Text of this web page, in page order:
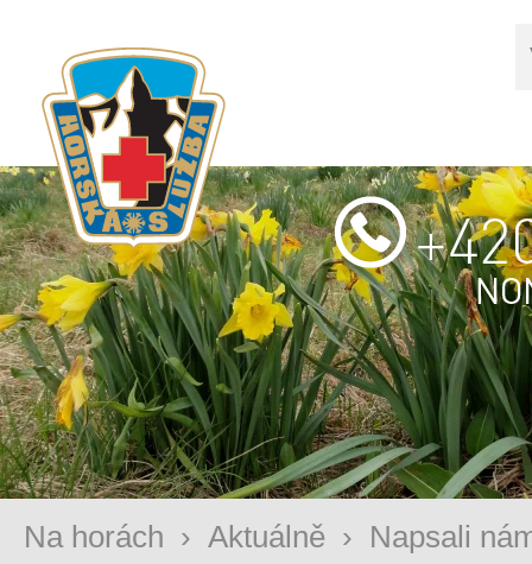
Na horách › Aktuálně › Napsali